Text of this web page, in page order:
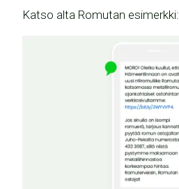
Katso alta Romutan esimerkki: